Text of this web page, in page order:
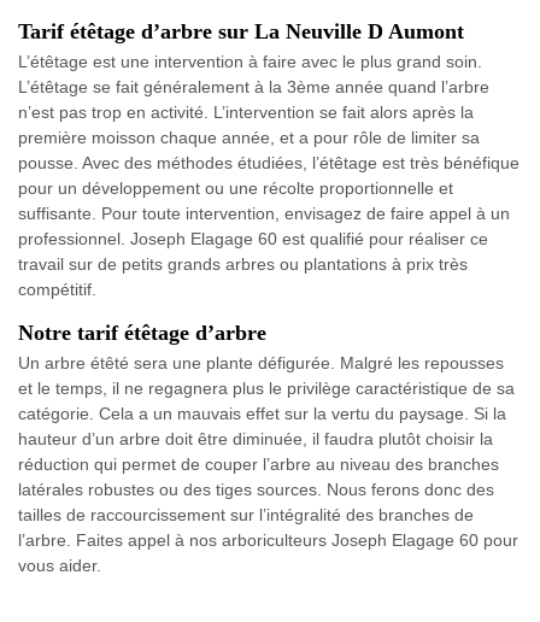
Tarif étêtage d’arbre sur La Neuville D Aumont
L’étêtage est une intervention à faire avec le plus grand soin.
L’étêtage se fait généralement à la 3ème année quand l’arbre
n’est pas trop en activité. L’intervention se fait alors après la
première moisson chaque année, et a pour rôle de limiter sa
pousse. Avec des méthodes étudiées, l’étêtage est très bénéfique
pour un développement ou une récolte proportionnelle et
suffisante. Pour toute intervention, envisagez de faire appel à un
professionnel. Joseph Elagage 60 est qualifié pour réaliser ce
travail sur de petits grands arbres ou plantations à prix très
compétitif.
Notre tarif étêtage d’arbre
Un arbre étêté sera une plante défigurée. Malgré les repousses
et le temps, il ne regagnera plus le privilège caractéristique de sa
catégorie. Cela a un mauvais effet sur la vertu du paysage. Si la
hauteur d’un arbre doit être diminuée, il faudra plutôt choisir la
réduction qui permet de couper l’arbre au niveau des branches
latérales robustes ou des tiges sources. Nous ferons donc des
tailles de raccourcissement sur l’intégralité des branches de
l’arbre. Faites appel à nos arboriculteurs Joseph Elagage 60 pour
vous aider.